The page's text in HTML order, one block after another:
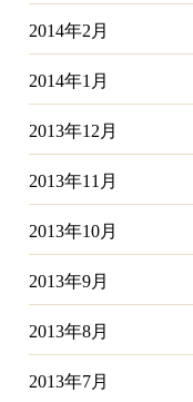
2014年2月
2014年1月
2013年12月
2013年11月
2013年10月
2013年9月
2013年8月
2013年7月